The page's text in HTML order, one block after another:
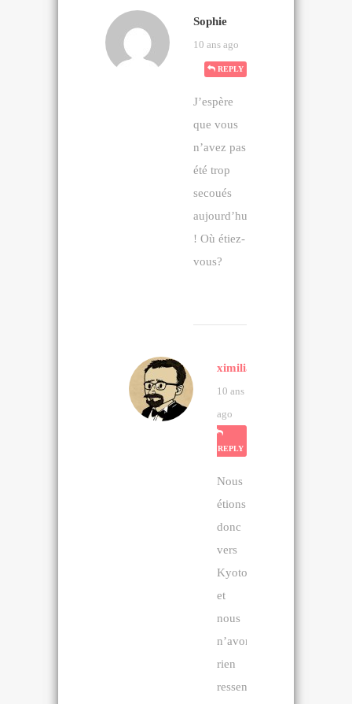
Sophie
10 ans ago
REPLY
J’espère
que vous
n’avez pas
été trop
secoués
aujourd’hui
! Où étiez-
vous?
ximilian
10 ans
ago
REPLY
Nous
étions
donc
vers
Kyoto
et
nous
n’avons
rien
ressenti.